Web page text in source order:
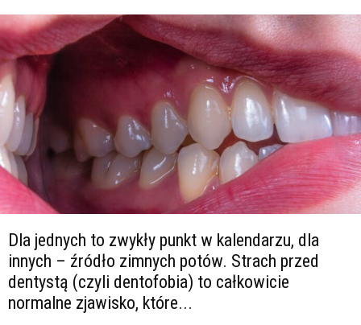
Dla jednych to zwykły punkt w kalendarzu, dla
innych – źródło zimnych potów. Strach przed
dentystą (czyli dentofobia) to całkowicie
normalne zjawisko, które...